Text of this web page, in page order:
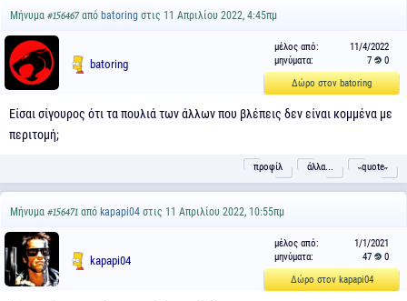
Μήνυμα #156467από batoring στις 11 Απριλίου 2022, 4:45πμ
batoring
μέλος από:
11/4/2022
μηνύματα:
7
0
Δώρο στον batoring
Eίσαι σίγουρος ότι τα πουλιά των άλλων που βλέπεις δεν είναι κομμένα με
περιτομή;
προφίλ άλλα... ˵quote˶
Μήνυμα #156471 από kapapi04 στις 11 Απριλίου 2022, 10:55πμ
kapapi04
μέλος από:
1/1/2021
μηνύματα:
47
0
Δώρο στον kapapi04